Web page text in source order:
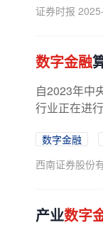
证券时报
数字金融
自2023年中
行业正在进
数字金融
西南证券股份
产业数字